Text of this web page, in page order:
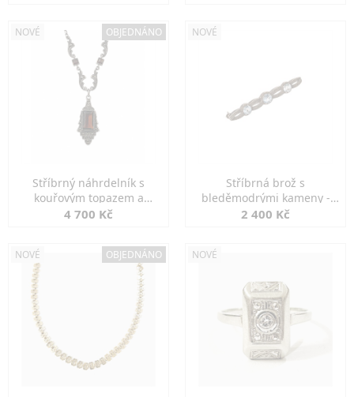
NOVÉ OBJEDNÁNO
Stříbrný náhrdelník s
kouřovým topazem a
markazity
4 700 Kč
NOVÉ
Stříbrná brož s
bleděmodrými kameny -
jemná elegance
2 400 Kč
NOVÉ OBJEDNÁNO NOVÉ